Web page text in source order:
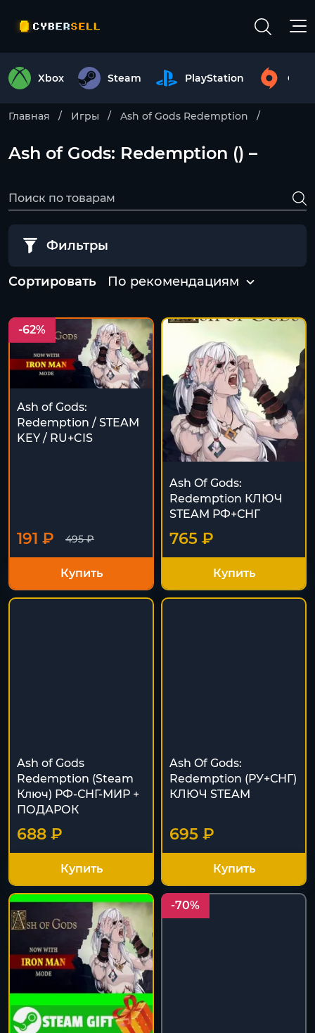
Xbox Steam PlayStation
Главная Игры Ash of Gods Redemption
Ash of Gods: Redemption () –
Фильтры
Сортировать По рекомендациям
-62%
Ash of Gods:
Redemption / STEAM
KEY / RU+CIS
495 ₽
191 ₽
Купить
Ash Of Gods:
Redemption КЛЮЧ
STEAM РФ+СНГ
765 ₽
Купить
Ash of Gods
Redemption (Steam
Ключ) РФ-СНГ-МИР +
ПОДАРОК
688 ₽
Купить
Ash Of Gods:
Redemption (РУ+СНГ)
КЛЮЧ STEAM
695 ₽
Купить
-70%